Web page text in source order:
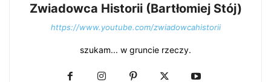
Zwiadowca Historii (Bartłomiej Stój)
https://www.youtube.com/zwiadowcahistorii
szukam... w gruncie rzeczy.